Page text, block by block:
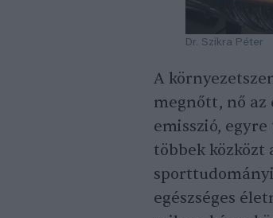
Dr. Szikra Péter
A
megnőtt, nő az
emisszió,
többek közközt
egészséges